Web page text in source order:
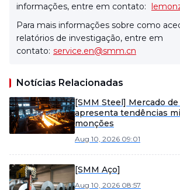
informações, entre em contato:
Para mais informações sobre como
relatórios de investigação, entre em
contato: service.en@smm.cn
Notícias Relacionadas
[SMM Steel] Mercado
apresenta tendências
monções
Aug 10, 2026 09:01
[SMM Aço]
Aug 10, 2026 08:57